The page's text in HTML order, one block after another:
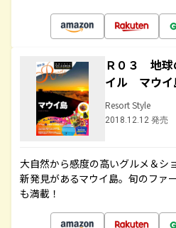
Ｒ０３ 地
イル マウイ
Resort Style
2018.12.12 発売
大自然から感度の高いグルメ＆シ
新発見があるマウイ島。旬のファ
も満載！